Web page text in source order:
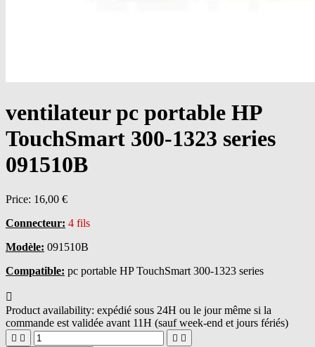
ventilateur pc portable HP
TouchSmart 300-1323 series
091510B
Price: 16,00 €
Connecteur: 4 fils
Modèle: 091510B
Compatible: pc portable HP TouchSmart 300-1323 series

Product availability: expédié sous 24H ou le jour même si la
commande est validée avant 11H (sauf week-end et jours fériés)
   